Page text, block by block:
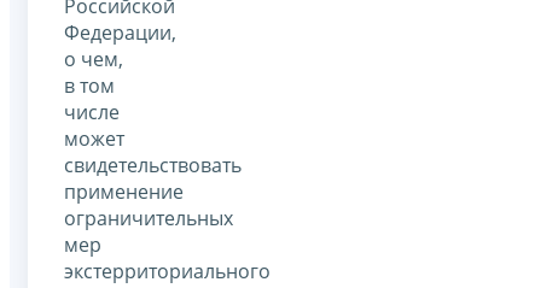
Российской
Федерации,
о чем,
в том
числе
может
свидетельствовать
применение
ограничительных
мер
экстерриториального